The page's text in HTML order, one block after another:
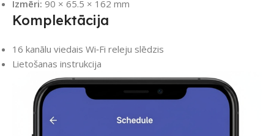
Izmēri: 90 × 65.5 × 162 mm
Komplektācija
16 kanālu viedais Wi‑Fi releju slēdzis
Lietošanas instrukcija